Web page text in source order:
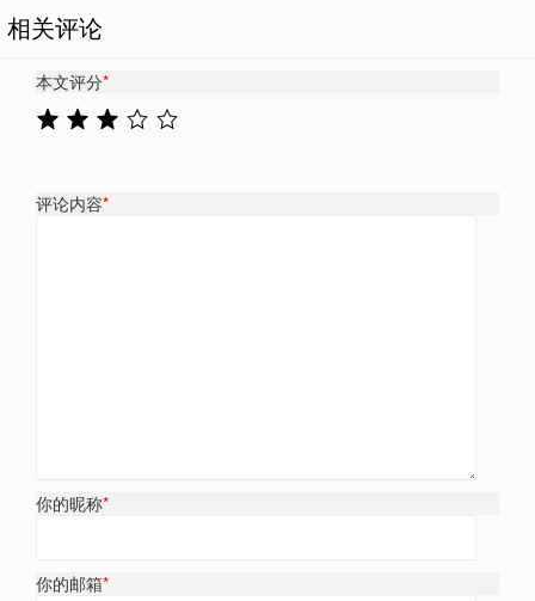
相关评论
本文评分*
评论内容*
你的昵称*
你的邮箱*